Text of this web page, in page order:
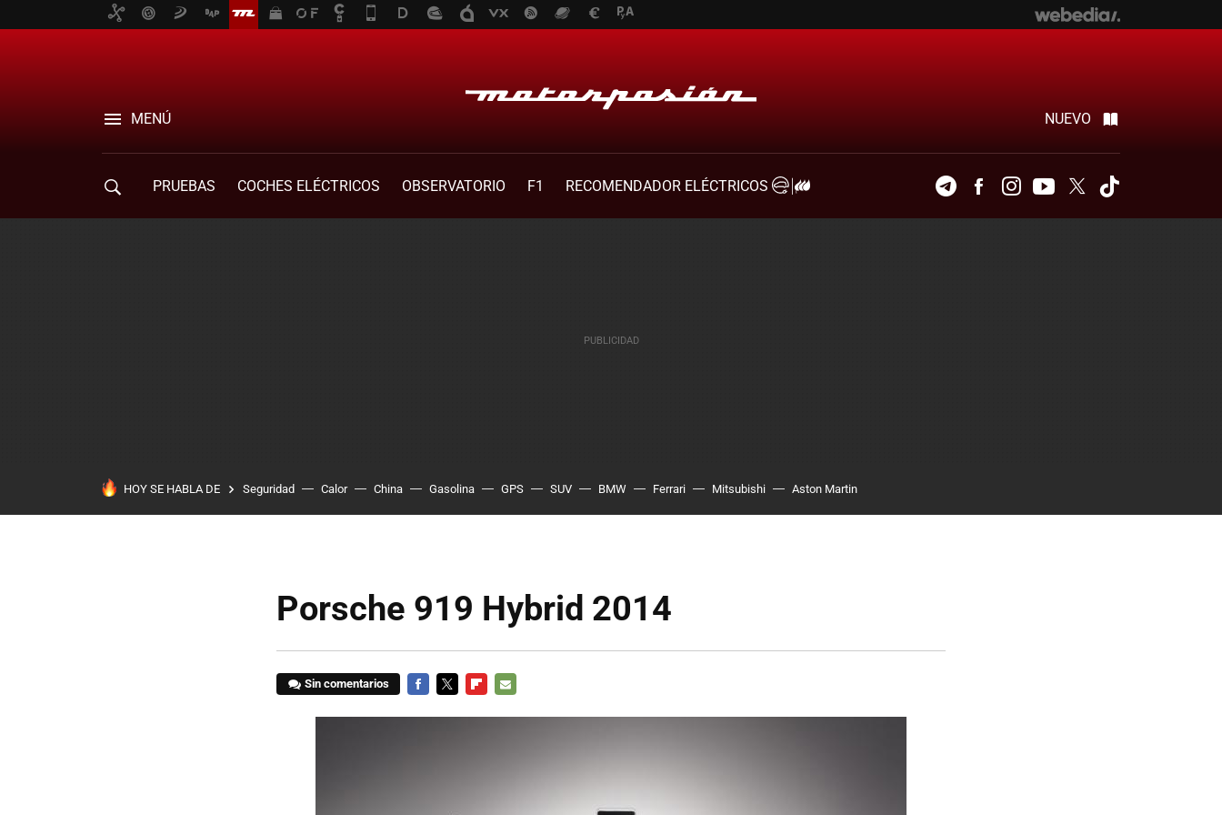
MENÚ NUEVO
PRUEBAS COCHES ELÉCTRICOS OBSERVATORIO F1
RECOMENDADOR ELÉCTRICOS
TelegramFacebookInstagramYoutubeTwitter
HOY SE HABLA DE Seguridad Calor China Gasolina GPS SUV BMW Ferrari Mitsubishi Aston Martin
Porsche 919 Hybrid 2014
Sin comentarios